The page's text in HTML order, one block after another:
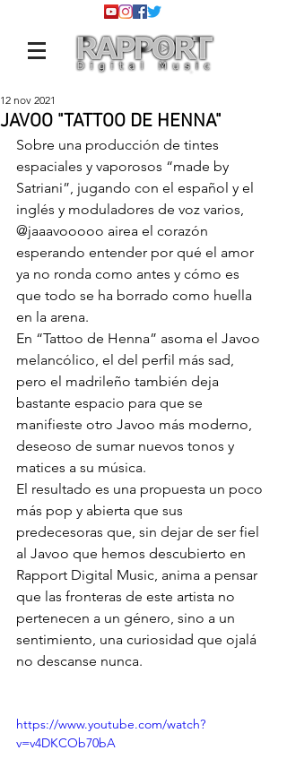
JAVOO "TATTOO DE HENNA"
12 nov 2021
Sobre una producción de tintes
espaciales y vaporosos “made by
Satriani”, jugando con el español y el
inglés y moduladores de voz varios,
@jaaavooooo airea el corazón
esperando entender por qué el amor
ya no ronda como antes y cómo es
que todo se ha borrado como huella
en la arena.
En “Tattoo de Henna” asoma el Javoo
melancólico, el del perfil más sad,
pero el madrileño también deja
bastante espacio para que se
manifieste otro Javoo más moderno,
deseoso de sumar nuevos tonos y
matices a su música.
El resultado es una propuesta un poco
más pop y abierta que sus
predecesoras que, sin dejar de ser fiel
al Javoo que hemos descubierto en
Rapport Digital Music, anima a pensar
que las fronteras de este artista no
pertenecen a un género, sino a un
sentimiento, una curiosidad que ojalá
no descanse nunca.
https://www.youtube.com/watch?
v=v4DKCOb70bA